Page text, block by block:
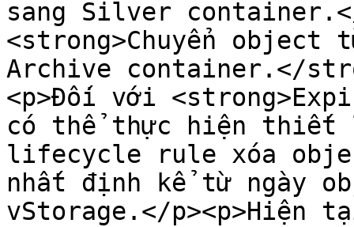
sang Silver
<strong>Chuyển object
Archive container.</
<p>Đối với
có thể thực hiện thiết
lifecycle rule xóa
nhất định kể từ ngày
vStorage.</p><p>Hiện